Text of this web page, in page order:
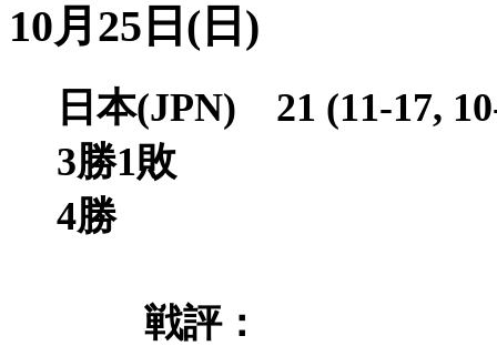
10月25日(日)
日本(JPN) 21 (11-17,
3勝
4勝
戦評：